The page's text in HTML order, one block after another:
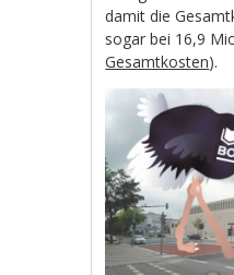
damit die
sogar bei 16,9
Gesamtkosten).